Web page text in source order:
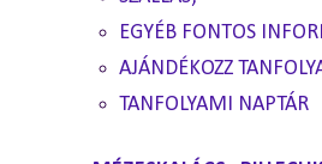
EGYÉB FONTOS
AJÁNDÉKOZZ
TANFOLYAMI NAPTÁR